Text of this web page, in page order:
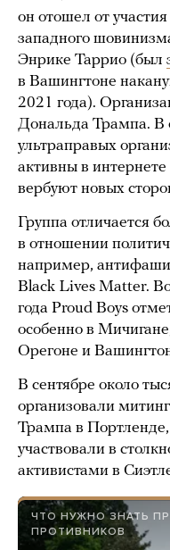
он отошел от
западного
Энрике Таррио (был
в Вашингтоне
2021 года).
Дональда Трампа. В
ультраправых
активны в интернете
вербуют новых
Группа отличается
в отношении
например,
Black Lives Matter.
года Proud Boys
особенно в
Орегоне и
В сентябре около
организовали
Трампа в
участвовали в
активистами в
ЧТО НУЖНО ЗНАТЬ
ПРОТИВНИКОВ